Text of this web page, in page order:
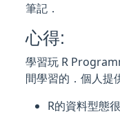
筆記．
心得:
學習玩 R
間學習的．個人提
R的資料型態